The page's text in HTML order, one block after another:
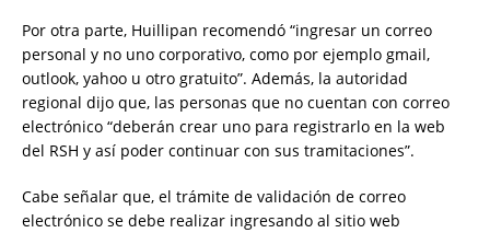
Por otra parte, Huillipan recomendó “ingresar un correo
personal y no uno corporativo, como por ejemplo gmail,
outlook, yahoo u otro gratuito”. Además, la autoridad
regional dijo que, las personas que no cuentan con correo
electrónico “deberán crear uno para registrarlo en la web
del RSH y así poder continuar con sus tramitaciones”.
Cabe señalar que, el trámite de validación de correo
electrónico se debe realizar ingresando al sitio web